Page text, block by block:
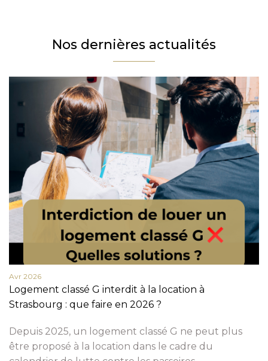
Nos dernières actualités
Avr 2026
Logement classé G interdit à la location à
Strasbourg : que faire en 2026 ?
Depuis 2025, un logement classé G ne peut plus
être proposé à la location dans le cadre du